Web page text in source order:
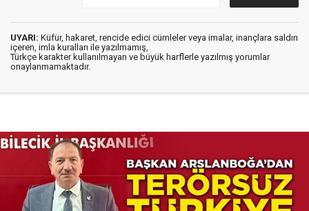
UYARI: Küfür, hakaret, rencide edici cümleler veya imalar, inançlara saldırı
içeren, imla kuralları ile yazılmamış,
Türkçe karakter kullanılmayan ve büyük harflerle yazılmış yorumlar
onaylanmamaktadır.